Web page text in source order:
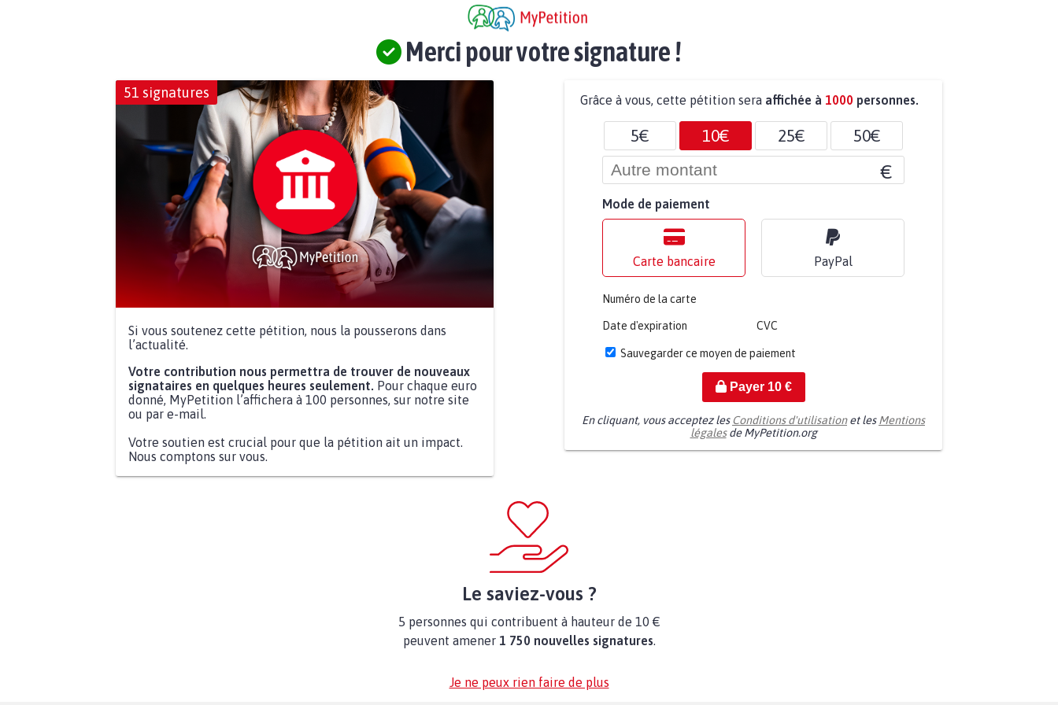
Merci pour votre signature !
51 signatures
Si vous soutenez cette pétition, nous la pousserons dans
l’actualité.
Votre contribution nous permettra de trouver de nouveaux
signataires en quelques heures seulement. Pour chaque euro
donné, MyPetition l’affichera à 100 personnes, sur notre site
ou par e-mail.
Votre soutien est crucial pour que la pétition ait un impact.
Nous comptons sur vous.
Grâce à vous, cette pétition sera affichée à 1000 personnes.
5€ 10€ 25€ 50€
€
Mode de paiement
Carte bancaire PayPal
Numéro de la carte
Date d'expiration CVC
Sauvegarder ce moyen de paiement
Payer 10€
En cliquant, vous acceptez les Conditions d'utilisationet lesMentions
légalesde MyPetition.org
Le saviez-vous ?
5 personnes qui contribuent à hauteur de 10 €
peuvent amener 1 750 nouvelles signatures.
Je ne peux rien faire de plus